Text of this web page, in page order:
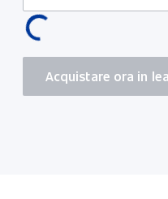
Acquistare ora in